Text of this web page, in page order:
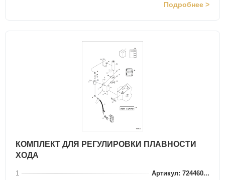
Подробнее >
КОМПЛЕКТ ДЛЯ РЕГУЛИРОВКИ ПЛАВНОСТИ
ХОДА
1 Артикул: 724460...